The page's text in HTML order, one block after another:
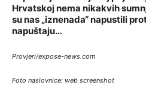
Hrvatskoj nema nikakvih
su nas „iznenada“ napustili
napuštaju…
Provjeri/expose-news.com
Foto naslovnice: web screenshot